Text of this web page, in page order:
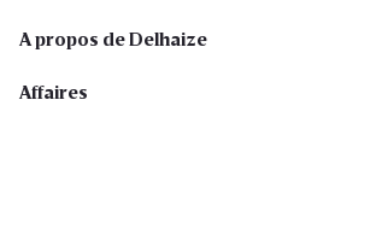
A propos de Delhaize
Affaires